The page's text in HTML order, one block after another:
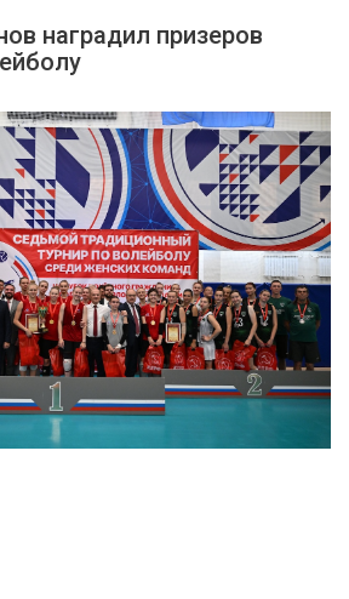
наградил призеров